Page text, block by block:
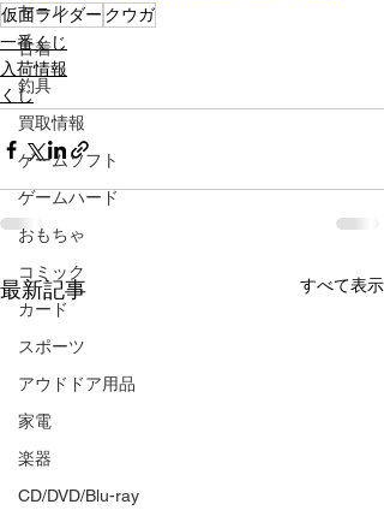
セール
古着
釣具
買取情報
ゲームソフト
ゲームハード
おもちゃ
コミック
カード
スポーツ
アウドドア用品
家電
楽器
CD/DVD/Blu-ray
仮面ライダー クウガ
一番くじ
入荷情報
くじ
最新記事 すべて表示